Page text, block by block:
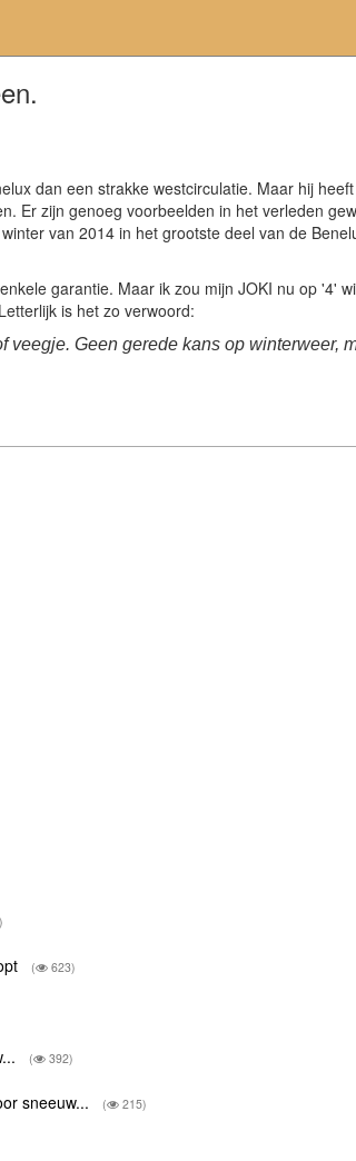
dan een strakke westcirculatie. Maar hij
Er zijn genoeg voorbeelden in het verleden
van 2014 in het grootste deel van de
garantie. Maar ik zou mijn JOKI nu op '4'
is het zo verwoord:
Geen gerede kans op
( 623)
( 392)
sneeuw... ( 215)